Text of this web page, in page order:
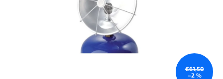
€61,50
–2 %